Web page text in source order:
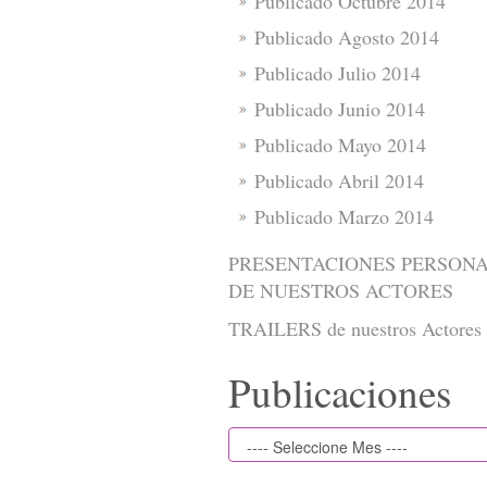
Publicado Agosto 2014
Publicado Julio 2014
Publicado Junio 2014
Publicado Mayo 2014
Publicado Abril 2014
Publicado Marzo 2014
PRESENTACIONES
DE NUESTROS ACTORES
TRAILERS de nuestros Actores
Publicaciones